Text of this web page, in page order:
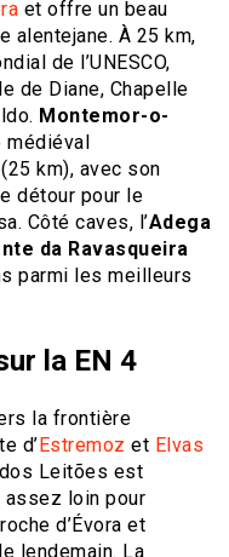
et offre un beau
alentejane. À 25 km,
de l’UNESCO,
de Diane, Chapelle
Montemor-o-
médiéval
(25 km), avec son
détour pour le
Côté caves, l’Adega
da Ravasqueira
parmi les meilleurs
la EN 4
la frontière
d’Estremoz et Elvas
Leitões est
assez loin pour
d’Évora et
lendemain. La